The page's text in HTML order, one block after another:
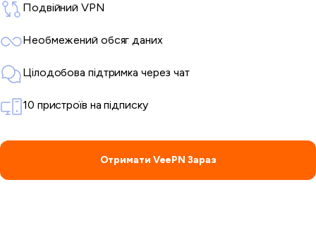
Подвійний VPN
Необмежений обсяг даних
Цілодобова підтримка через чат
10 пристроїв на підписку
Отримати VeePN Зараз